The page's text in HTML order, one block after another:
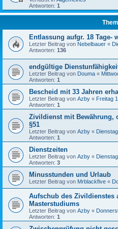
Antworten: 1
Entlassung aufgr. 18 Tage-
Letzter Beitrag von Nebelbauer «
Antworten: 136
endgültige
Letzter Beitrag von Douma «
Antworten: 1
Bescheid mit 33 Jahren
Letzter Beitrag von Azby « Freitag
Antworten: 1
Zivildienst mit Bewährung,
§51
Letzter Beitrag von Azby «
Antworten: 1
Dienstzeiten
Letzter Beitrag von Azby «
Antworten: 3
Minusstunden und Urlaub
Letzter Beitrag von Mrblackfive «
Aufschub des Zivildienstes
Masterstudiums
Letzter Beitrag von Azby «
Antworten: 1